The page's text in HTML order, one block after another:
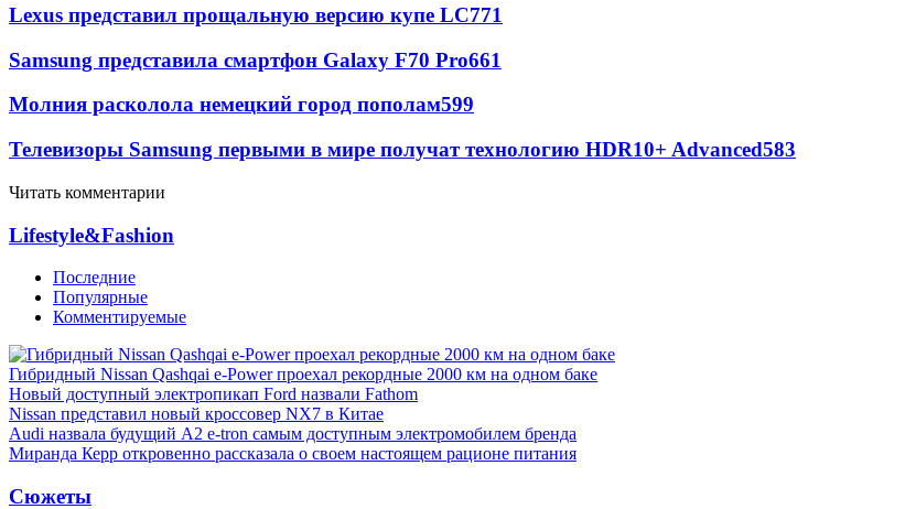
Lexus представил прощальную версию купе LC771
Samsung представила смартфон Galaxy F70 Pro661
Молния расколола немецкий город пополам599
Телевизоры Samsung первыми в мире получат технологию HDR10+ Advanced583
Читать комментарии
Lifestyle&Fashion
Последние
Популярные
Комментируемые
Гибридный Nissan Qashqai e-Power проехал рекордные 2000 км на одном баке
Новый доступный электропикап Ford назвали Fathom
Nissan представил новый кроссовер NX7 в Китае
Audi назвала будущий A2 e-tron самым доступным электромобилем бренда
Миранда Керр откровенно рассказала о своем настоящем рационе питания
Сюжеты